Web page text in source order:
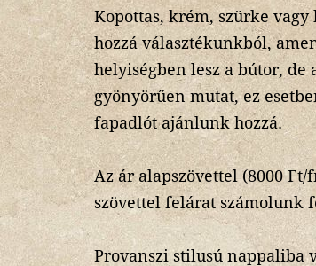
Kopottas, krém, szürke
hozzá választékunkból,
helyiségben lesz a bútor,
gyönyörűen mutat, ez
fapadlót ajánlunk hozzá.
Az ár alapszövettel (8000
szövettel felárat számolunk
Provanszi stilusú nappaliba